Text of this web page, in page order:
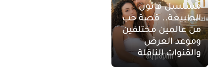
مسلسل قانون
الطبيعة.. قصة حب
من عالمين مختلفين
وموعد العرض
والقنوات الناقلة